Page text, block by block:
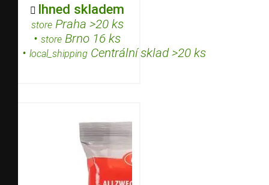
 Ihned skladem
storePraha >20 ks
• store Brno 16 ks
• local_shipping Centrální sklad >20 ks